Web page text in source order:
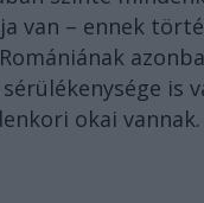
van – ennek
is
okai vannak.